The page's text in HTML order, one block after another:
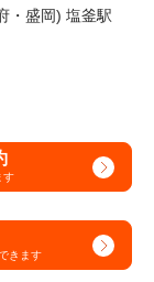
・盛岡) 塩釜駅
す
きます